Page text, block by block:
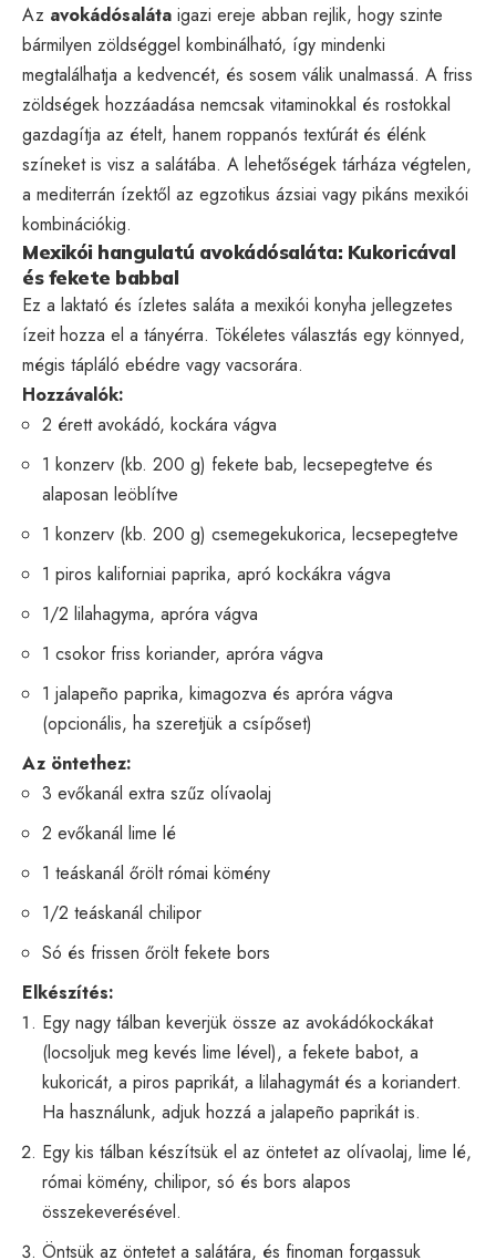
Az avokádósaláta igazi ereje abban rejlik, hogy szinte
bármilyen zöldséggel kombinálható, így mindenki
megtalálhatja a kedvencét, és sosem válik unalmassá. A friss
zöldségek hozzáadása nemcsak vitaminokkal és rostokkal
gazdagítja az ételt, hanem roppanós textúrát és élénk
színeket is visz a salátába. A lehetőségek tárháza végtelen,
a mediterrán ízektől az egzotikus ázsiai vagy pikáns mexikói
kombinációkig.
Mexikói hangulatú avokádósaláta: Kukoricával
és fekete babbal
Ez a laktató és ízletes saláta a mexikói konyha jellegzetes
ízeit hozza el a tányérra. Tökéletes választás egy könnyed,
mégis tápláló ebédre vagy vacsorára.
Hozzávalók:
2 érett avokádó, kockára vágva
1 konzerv (kb. 200 g) fekete bab, lecsepegtetve és
alaposan leöblítve
1 konzerv (kb. 200 g) csemegekukorica, lecsepegtetve
1 piros kaliforniai paprika, apró kockákra vágva
1/2 lilahagyma, apróra vágva
1 csokor friss koriander, apróra vágva
1 jalapeño paprika, kimagozva és apróra vágva
(opcionális, ha szeretjük a csípőset)
Az öntethez:
3 evőkanál extra szűz olívaolaj
2 evőkanál lime lé
1 teáskanál őrölt római kömény
1/2 teáskanál chilipor
Só és frissen őrölt fekete bors
Elkészítés:
Egy nagy tálban keverjük össze az avokádókockákat
(locsoljuk meg kevés lime lével), a fekete babot, a
kukoricát, a piros paprikát, a lilahagymát és a koriandert.
Ha használunk, adjuk hozzá a jalapeño paprikát is.
Egy kis tálban készítsük el az öntetet az olívaolaj, lime lé,
római kömény, chilipor, só és bors alapos
összekeverésével.
Öntsük az öntetet a salátára, és finoman forgassuk